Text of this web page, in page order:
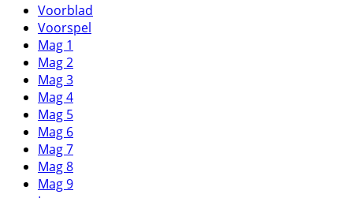
Voorblad
Voorspel
Mag 1
Mag 2
Mag 3
Mag 4
Mag 5
Mag 6
Mag 7
Mag 8
Mag 9